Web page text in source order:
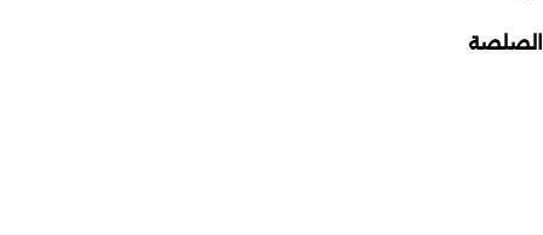
الصلصة